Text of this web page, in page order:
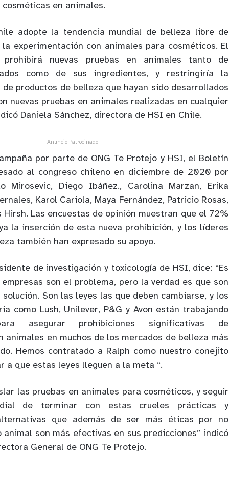
en animales.
adopte la tendencia mundial de belleza libre de
experimentación con animales para cosméticos. El
prohibirá nuevas pruebas en animales tanto de
como de sus ingredientes, y restringiría la
productos de belleza que hayan sido desarrollados
nuevas pruebas en animales realizadas en cualquier
Daniela Sánchez, directora de HSI en Chile.
Anuncio Patrocinado
por parte de ONG Te Protejo y HSI, el Boletín
al congreso chileno en diciembre de 2020 por
Mirosevic, Diego Ibáñez., Carolina Marzan, Erika
Karol Cariola, Maya Fernández, Patricio Rosas,
Hirsh. Las encuestas de opinión muestran que el 72%
la inserción de esta nueva prohibición, y los líderes
también han expresado su apoyo.
de investigación y toxicología de HSI, dice: “Es
son el problema, pero la verdad es que son
Son las leyes las que deben cambiarse, y los
como Lush, Unilever, P&G y Avon están trabajando
asegurar prohibiciones significativas de
animales en muchos de los mercados de belleza más
Hemos contratado a Ralph como nuestro conejito
a que estas leyes lleguen a la meta “.
las pruebas en animales para cosméticos, y seguir
de terminar con estas crueles prácticas y
que además de ser más éticas por no
son más efectivas en sus predicciones” indicó
General de ONG Te Protejo.